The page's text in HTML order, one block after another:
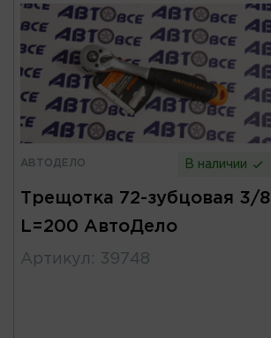
АВТОДЕЛО В наличии
Трещотка 72-зубцовая 3/8
L=200 АвтоДело
Артикул : 39748